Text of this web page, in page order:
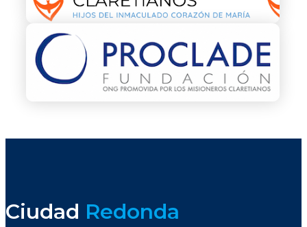
Ciudad Redonda